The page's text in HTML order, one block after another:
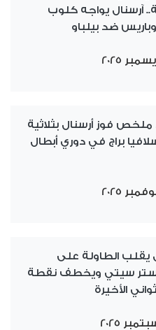
آرسنال يواجه كلوب
ضد بيلباو
فوز أرسنال بثلاثية
براج في دوري أبطال
يقلب الطاولة على
سيتي ويخطف نقطة
الأخيرة